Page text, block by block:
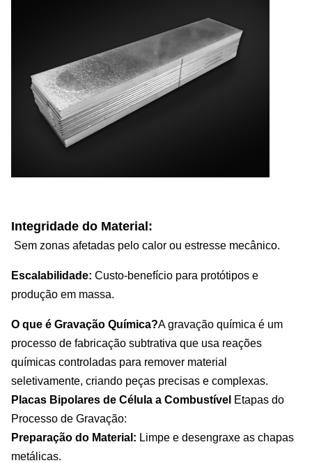
Integridade do Material:
Sem zonas afetadas pelo calor ou estresse mecânico.
Escalabilidade: Custo-benefício para protótipos e
produção em massa.
O que é Gravação Química?A gravação química é um
processo de fabricação subtrativa que usa reações
químicas controladas para remover material
seletivamente, criando peças precisas e complexas.
Placas Bipolares de Célula a Combustível Etapas do
Processo de Gravação:
Preparação do Material: Limpe e desengraxe as chapas
metálicas.